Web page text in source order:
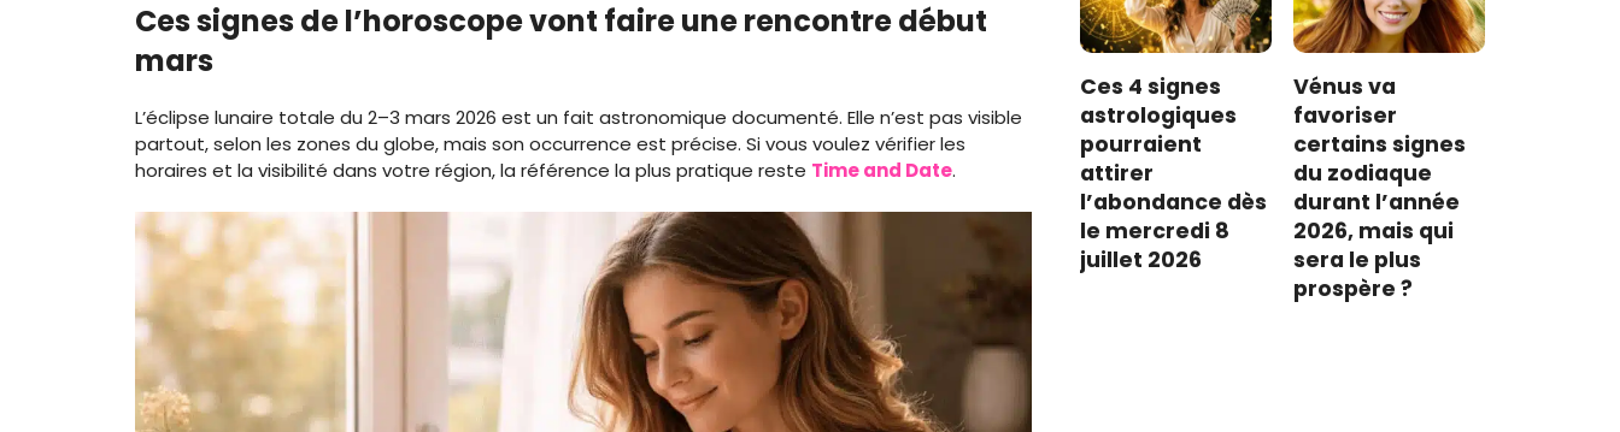
Ces signes de l’horoscope vont faire une rencontre début
mars
L’éclipse lunaire totale du 2–3 mars 2026 est un fait astronomique documenté. Elle n’est pas visible
partout, selon les zones du globe, mais son occurrence est précise. Si vous voulez vérifier les
horaires et la visibilité dans votre région, la référence la plus pratique reste Time and Date.
Ces 4 signes
astrologiques
pourraient
attirer
l’abondance dès
le mercredi 8
juillet 2026
Vénus va
favoriser
certains signes
du zodiaque
durant l’année
2026, mais qui
sera le plus
prospère ?